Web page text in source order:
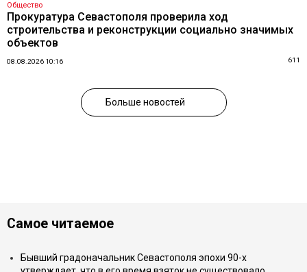
Общество
Прокуратура Севастополя проверила ход
строительства и реконструкции социально значимых
объектов
08.08.2026 10:16 611
Больше новостей
Самое читаемое
Бывший градоначальник Севастополя эпохи 90-х